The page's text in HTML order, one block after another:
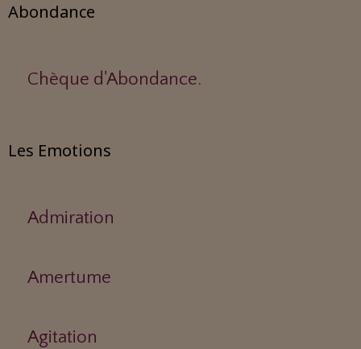
Abondance
Chèque d'Abondance.
Les Emotions
Admiration
Amertume
Agitation